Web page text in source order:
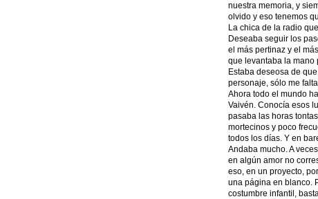
nuestra memoria, y
olvido y eso tenemos
La chica de la radio
Deseaba seguir los
el más pertinaz y el
que levantaba la mano
Estaba deseosa de
personaje, sólo me
Ahora todo el mundo
Vaivén. Conocía esos
pasaba las horas
mortecinos y poco
todos los días. Y en
Andaba mucho. A
en algún amor no
eso, en un proyecto,
una página en blanco.
costumbre infantil,